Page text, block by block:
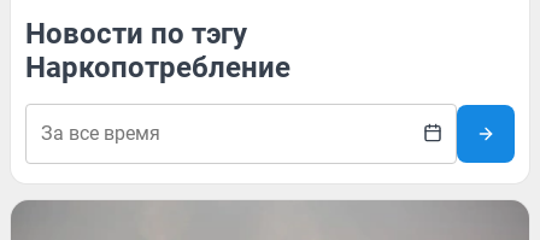
Новости по тэгу
Наркопотребление